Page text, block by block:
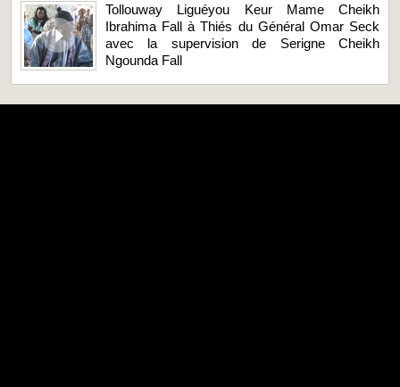
Tollouway Liguéyou Keur Mame Cheikh
Ibrahima Fall à Thiés du Général Omar Seck
avec la supervision de Serigne Cheikh
Ngounda Fall